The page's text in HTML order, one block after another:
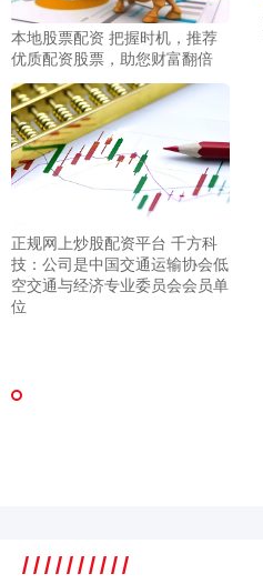
本地股票配资 把握时机，推荐
优质配资股票，助您财富翻倍
正规网上炒股配资平台 千方科
技：公司是中国交通运输协会低
空交通与经济专业委员会会员单
位